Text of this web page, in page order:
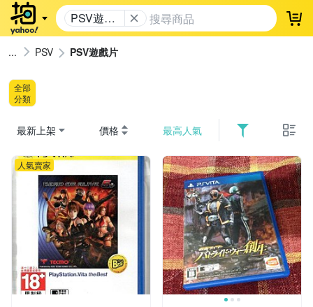
PSV遊戲
片
登
PSV PSV遊戲片
全部
分類
最新上架 價格 最高人氣
人氣賣家